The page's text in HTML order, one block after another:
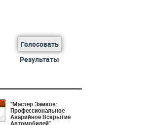
Голосовать
Результаты
"Мастер Замков:
Профессиональное
Аварийное Вскрытие
Автомобилей"